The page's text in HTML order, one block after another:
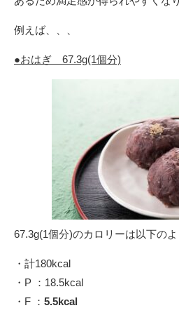
例えば、、、
●おはぎ 67.3g(1個分)
67.3g(1個分)のカロリーは以下のよ
・計180kcal
・P ：18.5kcal
・F ： 5.5kcal